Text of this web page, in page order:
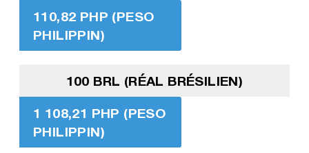
110,82 PHP (PESO
PHILIPPIN)
100 BRL (RÉAL BRÉSILIEN)
1 108,21 PHP (PESO
PHILIPPIN)